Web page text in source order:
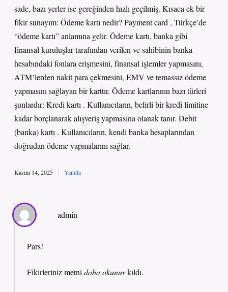
sade, bazı yerler ise gereğinden hızlı geçilmiş. Kısaca ek bir
fikir sunayım: Ödeme kartı nedir? Payment card , Türkçe’de
“ödeme kartı” anlamına gelir. Ödeme kartı, banka gibi
finansal kuruluşlar tarafından verilen ve sahibinin banka
hesabındaki fonlara erişmesini, finansal işlemler yapmasını,
ATM’lerden nakit para çekmesini, EMV ve temassız ödeme
yapmasını sağlayan bir karttır. Ödeme kartlarının bazı türleri
şunlardır: Kredi kartı . Kullanıcıların, belirli bir kredi limitine
kadar borçlanarak alışveriş yapmasına olanak tanır. Debit
(banka) kartı . Kullanıcıların, kendi banka hesaplarından
doğrudan ödeme yapmalarını sağlar.
Kasım 14, 2025 Yanıtla
admin
Pars!
Fikirleriniz metni daha okunurkıldı.